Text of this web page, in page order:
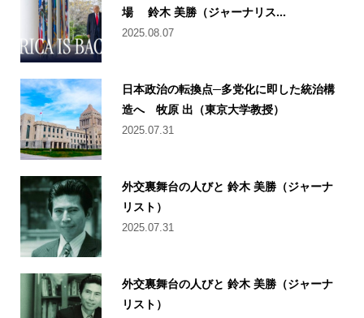
場 鈴木 美勝（ジャーナリス...
2025.08.07
日本政治の転換点─多党化に即した統治構
造へ 牧原 出（東京大学教授）
2025.07.31
外交裏舞台の人びと 鈴木 美勝（ジャーナ
リスト）
2025.07.31
外交裏舞台の人びと 鈴木 美勝（ジャーナ
リスト）